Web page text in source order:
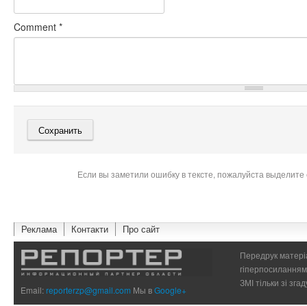
Comment *
Если вы заметили ошибку в тексте, пожалуйста
Реклама Контакти Про сайт
Email:reporterzp@gmail.com Мы вGoogle+
Передрук
ЗМІ тільки зі